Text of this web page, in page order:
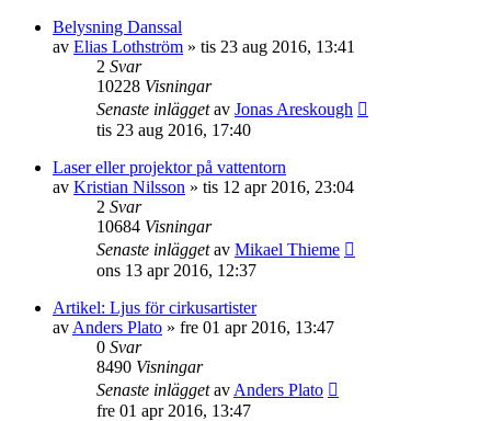
Belysning Danssal
av Elias Lothström » tis 23 aug 2016, 13:41
2 Svar
10228 Visningar
Senaste inläggetav Jonas Areskough
tis 23 aug 2016, 17:40
Laser eller projektor på vattentorn
av Kristian Nilsson » tis 12 apr 2016, 23:04
2 Svar
10684 Visningar
Senaste inläggetav Mikael Thieme
ons 13 apr 2016, 12:37
Artikel: Ljus för cirkusartister
av Anders Plato » fre 01 apr 2016, 13:47
0 Svar
8490 Visningar
Senaste inläggetav Anders Plato
fre 01 apr 2016, 13:47